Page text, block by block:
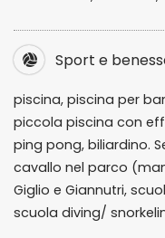
Sport e
piscina, piscina per
piccola piscina con
ping pong, biliardino.
cavallo nel parco
Giglio e Giannutri,
scuola diving/